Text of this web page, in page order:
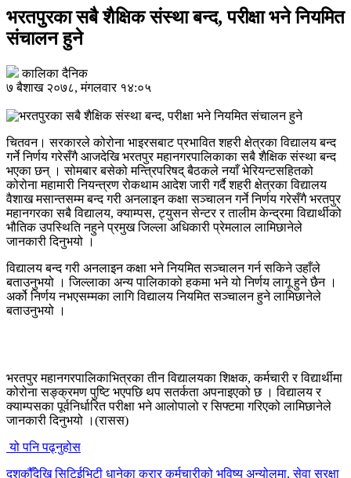
भरतपुरका सबै शैक्षिक संस्था बन्द, परीक्षा भने नियमित
संचालन हुने
कालिका दैनिक
७ बैशाख २०७८, मंगलवार १४:०५
चितवन। सरकारले कोरोना भाइरसबाट प्रभावित शहरी क्षेत्रका विद्यालय बन्द
गर्ने निर्णय गरेसँगै आजदेखि भरतपुर महानगरपालिकाका सबै शैक्षिक संस्था बन्द
भएका छन् । सोमबार बसेको मन्त्रिपरिषद् बैठकले नयाँ भेरियन्टसहितको
कोरोना महामारी नियन्त्रण रोकथाम आदेश जारी गर्दै शहरी क्षेत्रका विद्यालय
वैशाख मसान्तसम्म बन्द गरी अनलाइन कक्षा सञ्चालन गर्ने निर्णय गरेसँगै भरतपुर
महानगरका सबै विद्यालय, क्याम्पस, ट्युसन सेन्टर र तालीम केन्द्रमा विद्यार्थीको
भौतिक उपस्थिति नहुने प्रमुख जिल्ला अधिकारी प्रेमलाल लामिछानेले
जानकारी दिनुभयो ।
विद्यालय बन्द गरी अनलाइन कक्षा भने नियमित सञ्चालन गर्न सकिने उहाँले
बताउनुभयो । जिल्लाका अन्य पालिकाको हकमा भने यो निर्णय लागू हुने छैन ।
अर्को निर्णय नभएसम्मका लागि विद्यालय नियमित सञ्चालन हुने लामिछानेले
बताउनुभयो ।
भरतपुर महानगरपालिकाभित्रका तीन विद्यालयका शिक्षक, कर्मचारी र विद्यार्थीमा
कोरोना सङ्क्रमण पुष्टि भएपछि थप सतर्कता अपनाइएको छ । विद्यालय र
क्याम्पसका पूर्वनिर्धारित परीक्षा भने आलोपालो र सिफ्टमा गरिएको लामिछानेले
जानकारी दिनुभयो ।(रासस)
यो पनि पढ्नुहोस
दशकौँदेखि सिटिईभिटी धानेका करार कर्मचारीको भविष्य अन्योलमा, सेवा सुरक्षा